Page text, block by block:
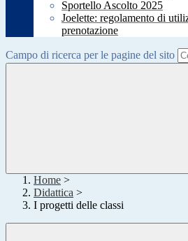
Sportello Ascolto 2025
Joelette: regolamento di
prenotazione
Campo di ricerca per le pagine del sito
Home >
Didattica >
I progetti delle classi